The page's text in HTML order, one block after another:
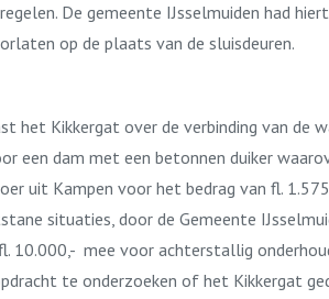
De gemeente IJsselmuiden had
op de plaats van de sluisdeuren.
Kikkergat over de verbinding van de
een dam met een betonnen duiker
uit Kampen voor het bedrag van fl.
situaties, door de Gemeente
10.000,- mee voor achterstallig
te onderzoeken of het Kikkergat